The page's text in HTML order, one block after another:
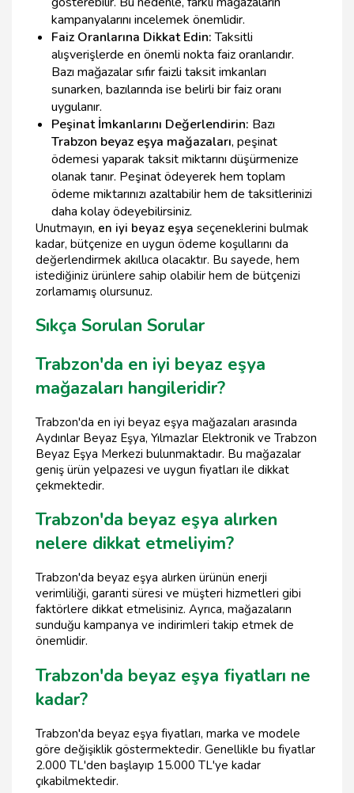
kampanyalarını incelemek önemlidir.
Faiz Oranlarına Dikkat Edin:Taksitli
alışverişlerde en önemli nokta faiz oranlarıdır.
Bazı mağazalar sıfır faizli taksit imkanları
sunarken, bazılarında ise belirli bir faiz oranı
uygulanır.
Peşinat İmkanlarını Değerlendirin: Bazı
Trabzon beyaz eşya mağazaları, peşinat
ödemesi yaparak taksit miktarını düşürmenize
olanak tanır. Peşinat ödeyerek hem toplam
ödeme miktarınızı azaltabilir hem de taksitlerinizi
daha kolay ödeyebilirsiniz.
Unutmayın, en iyi beyaz eşya seçeneklerini bulmak
kadar, bütçenize en uygun ödeme koşullarını da
değerlendirmek akıllıca olacaktır. Bu sayede, hem
istediğiniz ürünlere sahip olabilir hem de bütçenizi
zorlamamış olursunuz.
Sıkça Sorulan Sorular
Trabzon'da en iyi beyaz eşya
mağazaları hangileridir?
Trabzon'da en iyi beyaz eşya mağazaları arasında
Aydınlar Beyaz Eşya, Yılmazlar Elektronik ve Trabzon
Beyaz Eşya Merkezi bulunmaktadır. Bu mağazalar
geniş ürün yelpazesi ve uygun fiyatları ile dikkat
çekmektedir.
Trabzon'da beyaz eşya alırken
nelere dikkat etmeliyim?
Trabzon'da beyaz eşya alırken ürünün enerji
verimliliği, garanti süresi ve müşteri hizmetleri gibi
faktörlere dikkat etmelisiniz. Ayrıca, mağazaların
sunduğu kampanya ve indirimleri takip etmek de
önemlidir.
Trabzon'da beyaz eşya fiyatları ne
kadar?
Trabzon'da beyaz eşya fiyatları, marka ve modele
göre değişiklik göstermektedir. Genellikle bu fiyatlar
2.000 TL'den başlayıp 15.000 TL'ye kadar
çıkabilmektedir.